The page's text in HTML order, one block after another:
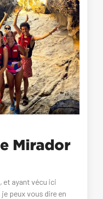
Mirador
et ayant vécu ici
peux vous dire en